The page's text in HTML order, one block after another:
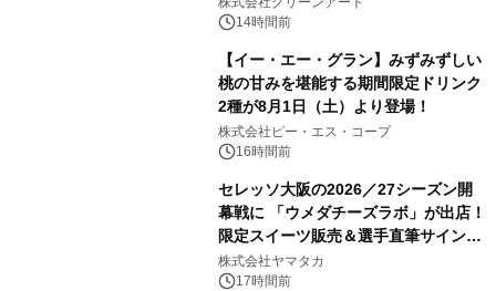
14時間前
【イー・エー・グラン】みずみずしい
桃の甘みを堪能する期間限定ドリンク
2種が8月1日（土）より登場！
株式会社ピー・エス・コープ
16時間前
セレッソ大阪の2026／27シーズン開
幕戦に 「ウメダチーズラボ」が出店！
限定スイーツ販売＆選手直筆サイング
ッズが当たる抽選会を 8月8日に開催
株式会社ヤマタカ
17時間前